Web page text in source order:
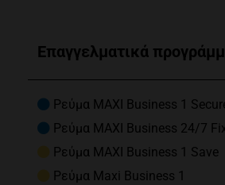
Επαγγελματικά
Ρεύμα MAXI Business 1
Ρεύμα MAXI Business 24/7
Ρεύμα MAXI Business 1 Save
Ρεύμα Maxi Business 1